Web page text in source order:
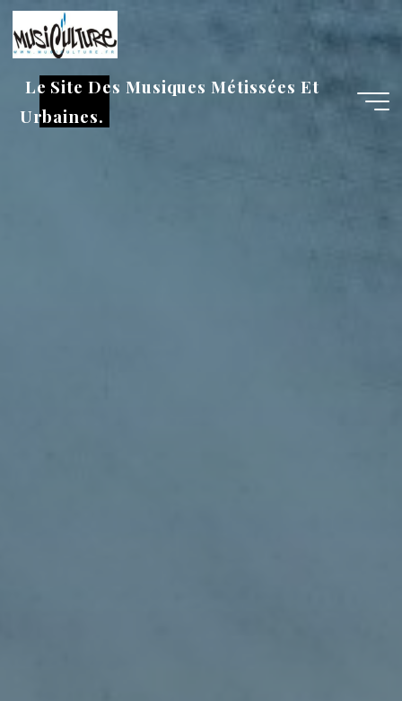
Aller
au
contenu
Le Site Des Musiques Métissées Et
Urbaines.